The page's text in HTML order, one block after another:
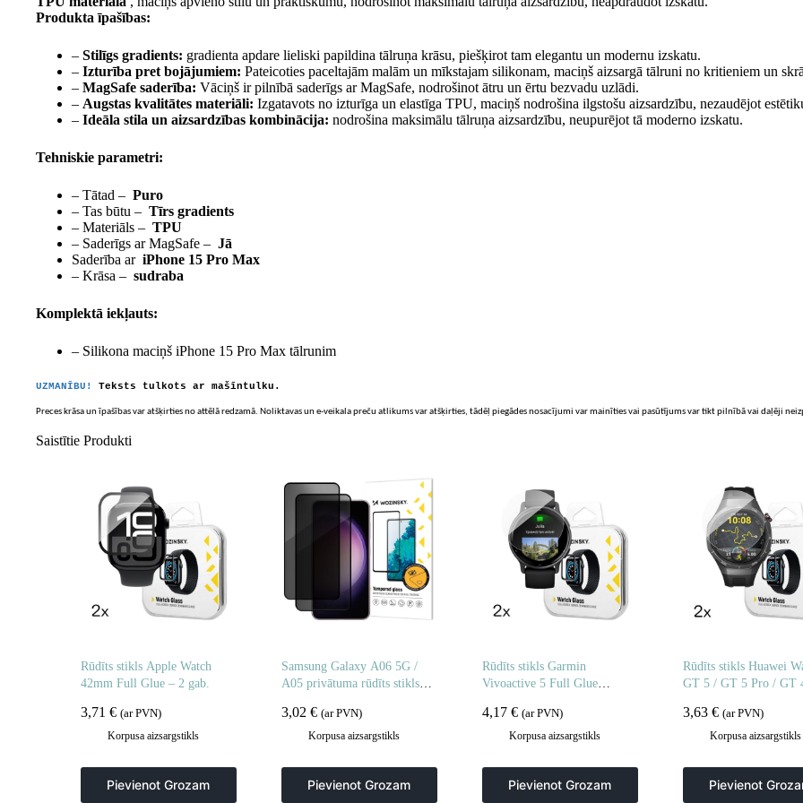
Produkta īpašības:
– Stilīgs gradients: gradienta apdare lieliski papildina tālruņa krāsu, piešķirot tam elegantu un modernu izskatu.
– Izturība pret bojājumiem: Pateicoties paceltajām malām un mīkstajam silikonam, maciņš aizsargā tālruni no kritieniem un
– MagSafe saderība: Vāciņš ir pilnībā saderīgs ar MagSafe, nodrošinot ātru un ērtu bezvadu uzlādi.
– Augstas kvalitātes materiāli: Izgatavots no izturīga un elastīga TPU, maciņš nodrošina ilgstošu aizsardzību, nezaudējot
– Ideāla stila un aizsardzības kombinācija: nodrošina maksimālu tālruņa aizsardzību, neupurējot tā moderno izskatu.
Tehniskie parametri:
– Tātad – Puro
– Tas būtu – Tīrs gradients
– Materiāls – TPU
– Saderīgs ar MagSafe – Jā
Saderība ar iPhone 15 Pro Max
– Krāsa – sudraba
Komplektā iekļauts:
– Silikona maciņš iPhone 15 Pro Max tālrunim
UZMANĪBU! Teksts tulkots ar mašīntulku.
Preces krāsa un īpašības var atšķirties no attēlā redzamā. Noliktavas un e-veikala preču atlikums var atšķirties, tādēļ piegādes nosacījumi var mainīties vai pasūtījums var tikt pilnībā vai daļēji
Saistītie Produkti
Rūdīts stikls Apple Watch
42mm Full Glue – 2 gab.
3,71 € (ar PVN)
Korpusa aizsargstikls
Pievienot Grozam
Samsung Galaxy A06 5G /
A05 privātuma rūdīts stikls
gab.
3,02 € (ar PVN)
Korpusa aizsargstikls
Pievienot Grozam
Rūdīts stikls Garmin
Vivoactive 5 Full Glue
4,17 € (ar PVN)
Korpusa aizsargstikls
Pievienot Grozam
Rūdīts stikls Huawei
GT 5 / GT 5 Pro / GT
Glue 46 mm – 2 gab.
3,63 € (ar PVN)
Korpusa aizsargstikls
Pievienot